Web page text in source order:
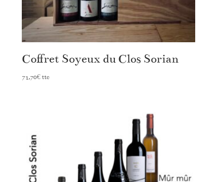
Coffret Soyeux du Clos Sorian
71,70€ ttc